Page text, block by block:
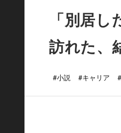
「別居
訪れた、
#小説 #キャリア